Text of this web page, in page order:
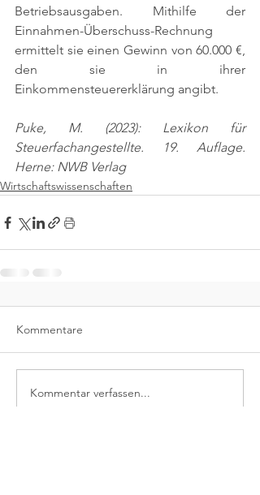
Betriebsausgaben. Mithilfe der
Einnahmen-Überschuss-Rechnung
ermittelt sie einen Gewinn von 60.000 €,
den sie in ihrer
Einkommensteuererklärung angibt.
Puke, M. (2023): Lexikon für
Steuerfachangestellte. 19. Auflage.
Herne: NWB Verlag
Wirtschaftswissenschaften
Kommentare
Kommentar verfassen...